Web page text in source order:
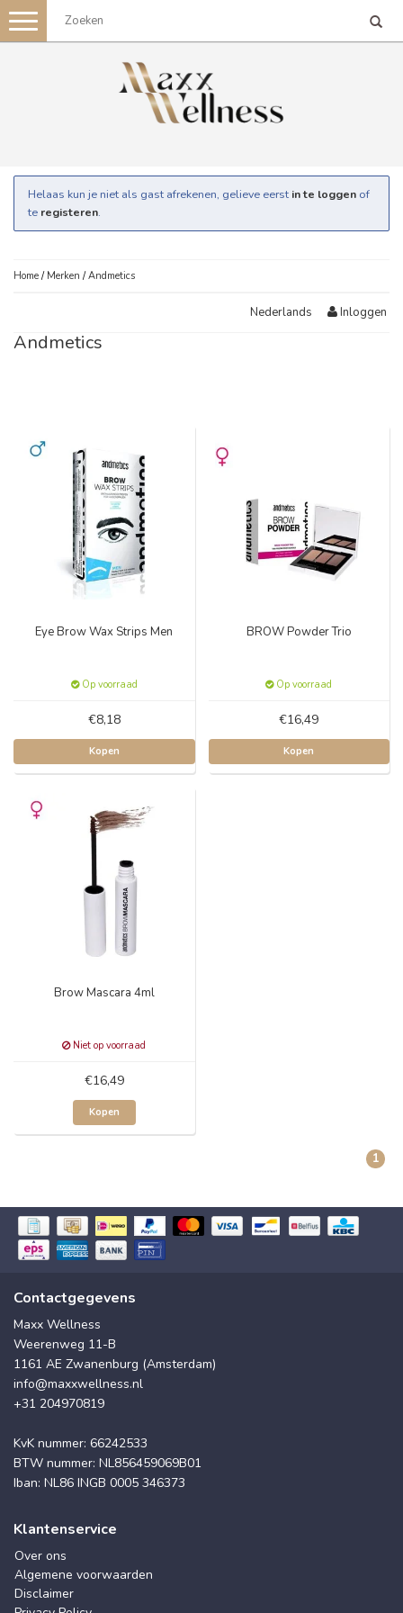
Toggle
navigation
Helaas kun je niet als gast afrekenen, gelieve eerst in te loggen of
te registeren.
Home / Merken /Andmetics
Nederlands Inloggen
Andmetics
Eye Brow Wax Strips Men
Op voorraad
€8,18
Kopen
BROW Powder Trio
Op voorraad
€16,49
Kopen
Brow Mascara 4ml
Niet op voorraad
€16,49
Kopen
1
Contactgegevens
Maxx Wellness
Weerenweg 11-B
1161 AE Zwanenburg (Amsterdam)
info@maxxwellness.nl
+31 204970819
KvK nummer: 66242533
BTW nummer: NL856459069B01
Iban: NL86 INGB 0005 346373
Klantenservice
Over ons
Algemene voorwaarden
Disclaimer